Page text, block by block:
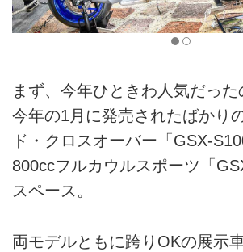
まず、今年ひときわ人気だった
今年の1月に発売されたばかり
ド・クロスオーバー「GSX-
800ccフルカウルスポーツ「
スペース。
両モデルともに跨りOKの展示